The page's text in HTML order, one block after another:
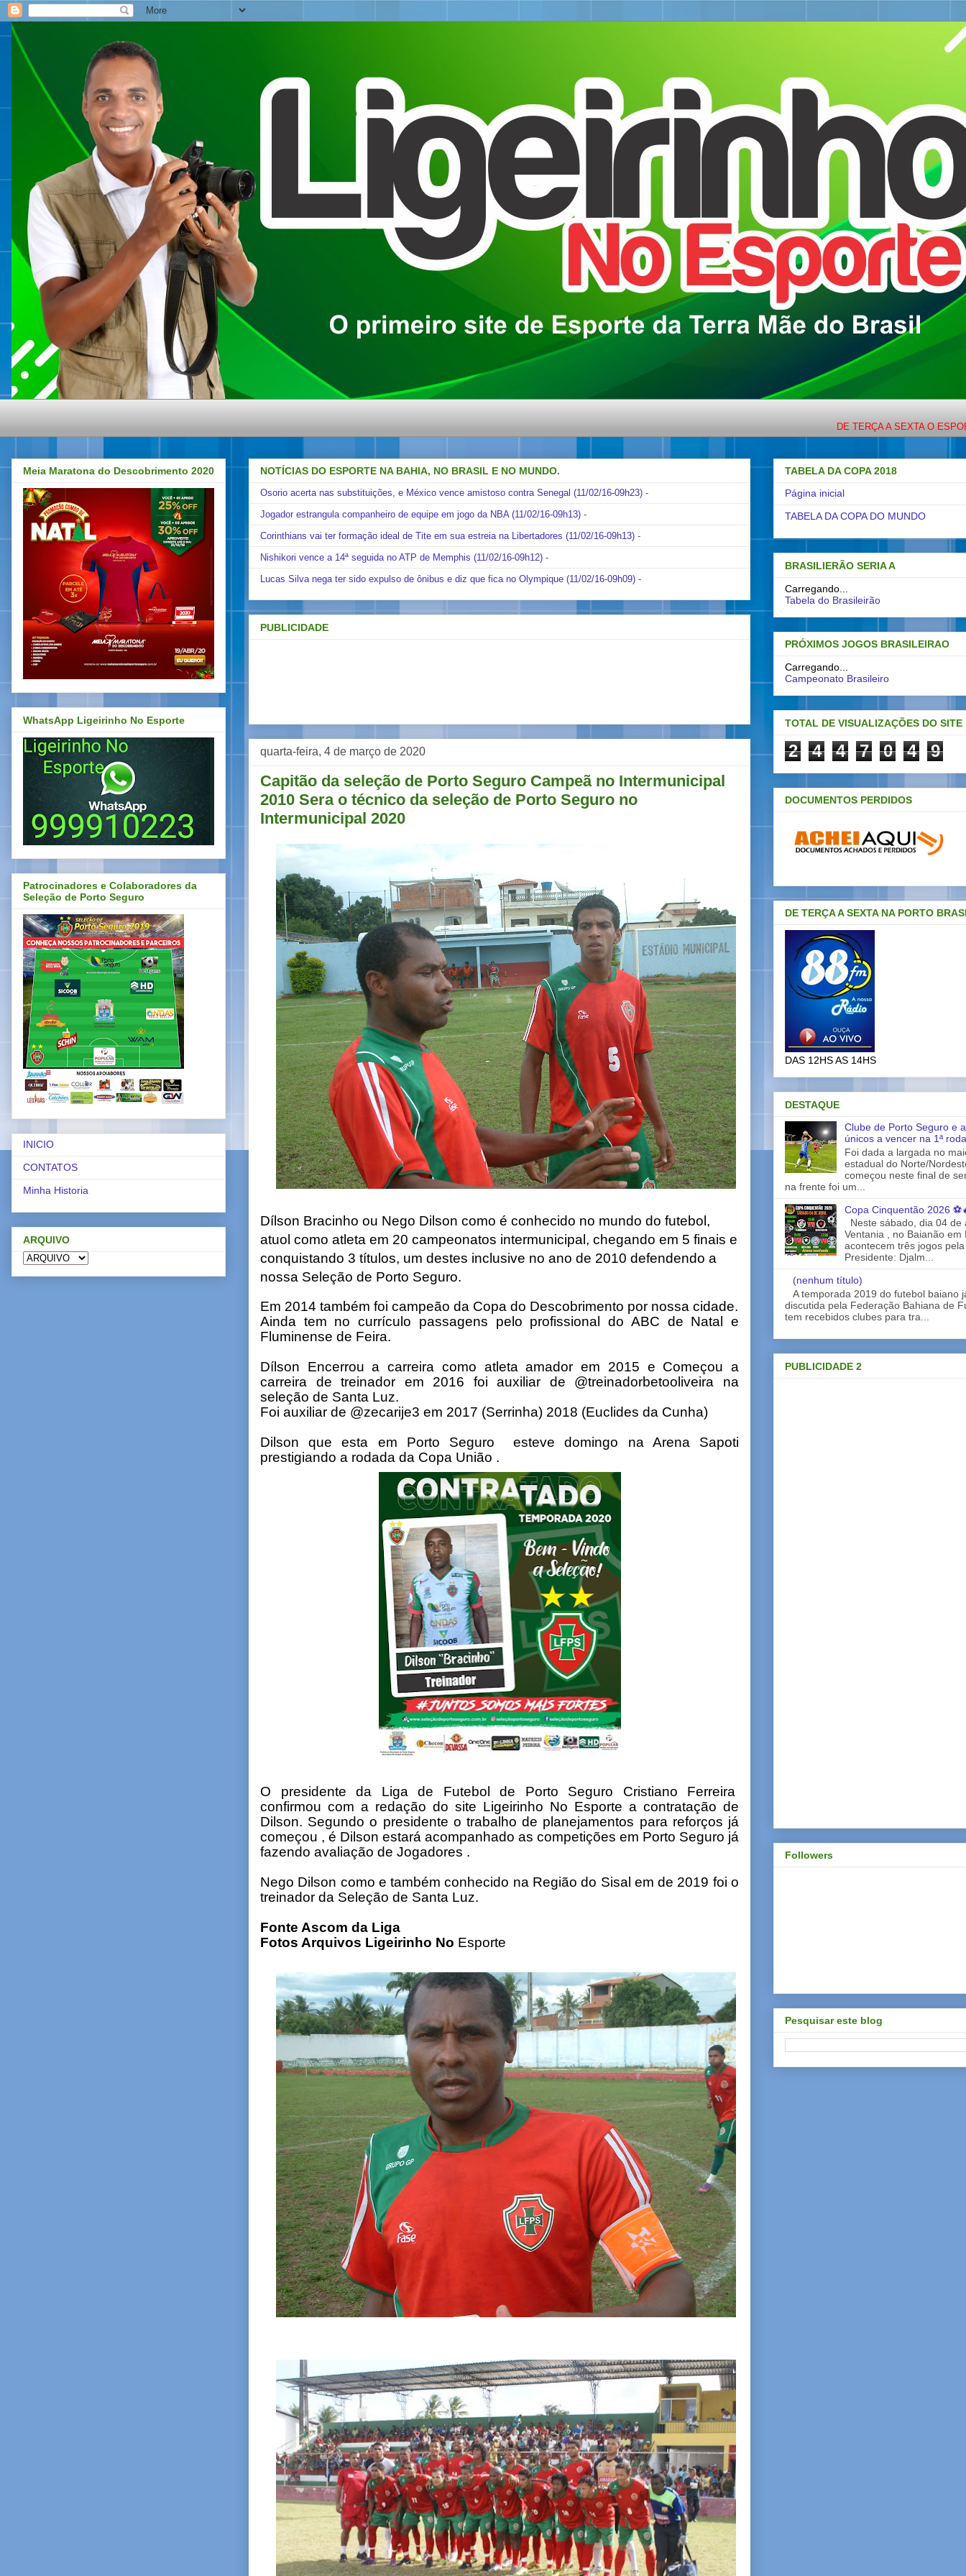
DE TERÇA A SEXTA O ESPORTE COM
NOTÍCIAS DO ESPORTE NA BAHIA, NO BRASIL E NO MUNDO.
Osorio acerta nas substituições, e México vence amistoso contra Senegal (11/02/16-09h23) -
Jogador estrangula companheiro de equipe em jogo da NBA (11/02/16-09h13) -
Corinthians vai ter formação ideal de Tite em sua estreia na Libertadores (11/02/16-09h13) -
Nishikori vence a 14ª seguida no ATP de Memphis (11/02/16-09h12) -
Lucas Silva nega ter sido expulso de ônibus e diz que fica no Olympique (11/02/16-09h09) -
PUBLICIDADE
quarta-feira, 4 de março de 2020
Capitão da seleção de Porto Seguro Campeã no Intermunicipal
2010 Sera o técnico da seleção de Porto Seguro no
Intermunicipal 2020
Dílson Bracinho ou Nego Dilson como é conhecido no mundo do futebol,
atuol como atleta em 20 campeonatos intermunicipal, chegando em 5 finais e
conquistando 3 títulos, um destes inclusive no ano de 2010 defendendo a
nossa Seleção de Porto Seguro.
Em 2014 também foi campeão da Copa do Descobrimento por nossa cidade.
Ainda tem no currículo passagens pelo profissional do ABC de Natal e
Fluminense de Feira.
Dílson Encerrou a carreira como atleta amador em 2015 e Começou a
carreira de treinador em 2016 foi auxiliar de @treinadorbetooliveira na
seleção de Santa Luz.
Foi auxiliar de @zecarije3 em 2017 (Serrinha) 2018 (Euclides da Cunha)
Dilson que esta em Porto Seguro esteve domingo na Arena Sapoti
prestigiando a rodada da Copa União .
O presidente da Liga de Futebol de Porto Seguro Cristiano Ferreira
confirmou com a redação do site Ligeirinho No Esporte a contratação de
Dilson. Segundo o presidente o trabalho de planejamentos para reforços já
começou , é Dilson estará acompanhado as competições em Porto Seguro já
fazendo avaliação de Jogadores .
Nego Dilson como e também conhecido na Região do Sisal em de 2019 foi o
treinador da Seleção de Santa Luz.
Fonte Ascom da Liga
Fotos Arquivos Ligeirinho No Esporte
Meia Maratona do Descobrimento 2020
WhatsApp Ligeirinho No Esporte
Patrocinadores e Colaboradores da
Seleção de Porto Seguro
INICIO
CONTATOS
Minha Historia
ARQUIVO
TABELA DA COPA 2018
Página inicial
TABELA DA COPA DO MUNDO
BRASILIERÃO SERIA A
Carregando...
Tabela do Brasileirão
PRÓXIMOS JOGOS BRASILEIRAO
Carregando...
Campeonato Brasileiro
TOTAL DE VISUALIZAÇÕES DO SITE
2 4 4 7 0 4 9
DOCUMENTOS PERDIDOS
DE TERÇA A SEXTA NA PORTO
DAS 12HS AS 14HS
DESTAQUE
Clube de Porto Seguro e
únicos a vencer na 1ª
Foi dada a largada no
estadual do Norte/
começou neste final de
na frente foi um...
Copa Cinquentão 2026
Neste sábado, dia 04 de
Ventania , no Baianão em
acontecem três jogos
Presidente: Djalm...
(nenhum título)
A temporada 2019 do futebol baiano
discutida pela Federação Bahiana de
tem recebidos clubes para tra...
PUBLICIDADE 2
Followers
Pesquisar este blog